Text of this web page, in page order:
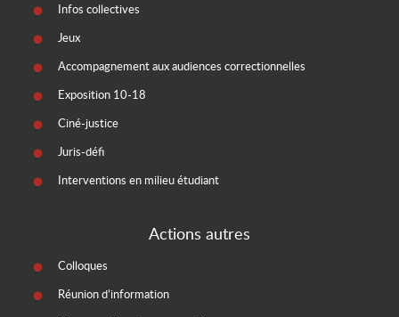
Infos collectives
Jeux
Accompagnement aux audiences correctionnelles
Exposition 10-18
Ciné-justice
Juris-défi
Interventions en milieu étudiant
Actions autres
Colloques
Réunion d’information